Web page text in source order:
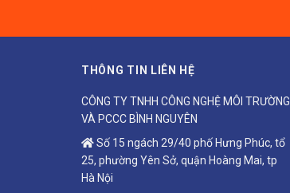
THÔNG TIN LIÊN HỆ
CÔNG TY TNHH CÔNG NGHỆ MÔI TRƯỜNG
VÀ PCCC BÌNH NGUYÊN
Số 15 ngách 29/40 phố Hưng Phúc, tổ
25, phường Yên Sở, quận Hoàng Mai, tp
Hà Nội